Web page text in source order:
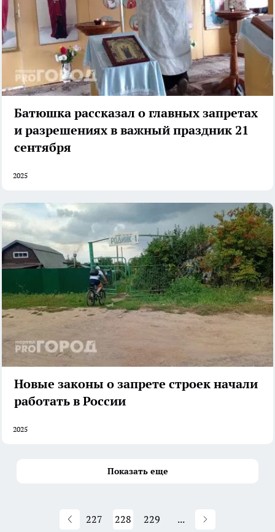
Батюшка рассказал о главных запретах
и разрешениях в важный праздник 21
сентября
2025
Новые законы о запрете строек начали
работать в России
2025
Показать еще
227 228 229 ...